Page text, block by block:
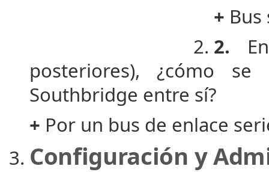
+
2.
posteriores), ¿cómo
Southbridge entre sí?
+ Por un bus de enlace
Configuración y